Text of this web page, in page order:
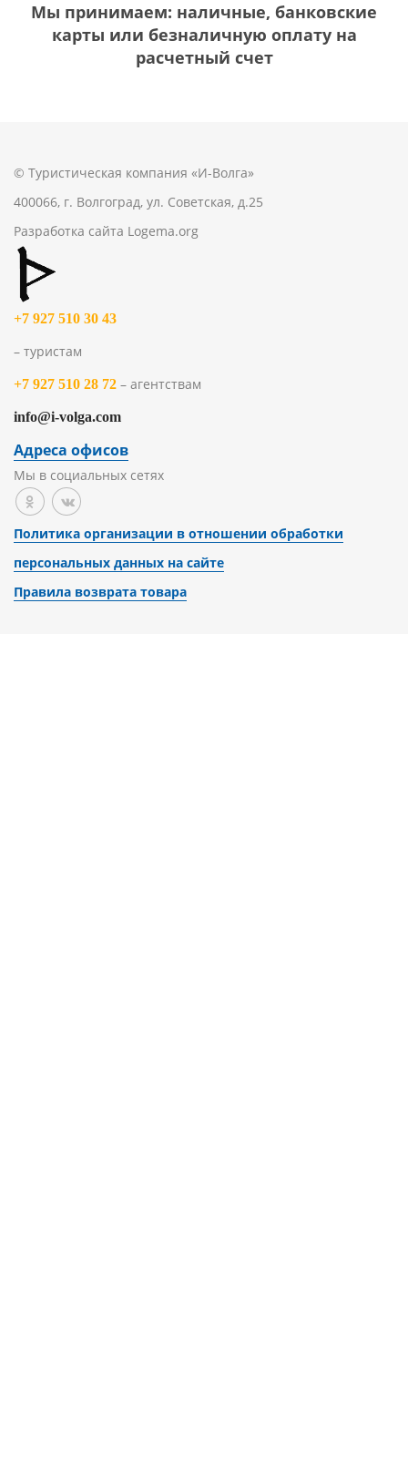
Мы принимаем: наличные, банковские
карты или безналичную оплату на
расчетный счет
© Туристическая компания «И-Волга»
400066, г. Волгоград, ул. Советская, д.25
Разработка сайта Logema.org
+7 927 510 30 43
– туристам
+7 927 510 28 72 – агентствам
info@i-volga.com
Адреса офисов
Мы в социальных сетях
Политика организации в отношении обработки
персональных данных на сайте
Правила возврата товара